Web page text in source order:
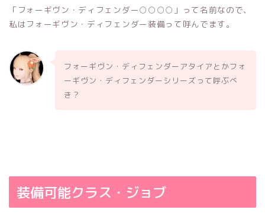
「フォーギヴン・ディフェンダー○○○○」って名前なので、
私はフォーギヴン・ディフェンダー装備って呼んでます。
フォーギヴン・ディフェンダーアタイアとかフォ
ーギヴン・ディフェンダーシリーズって呼ぶべ
き？
装備可能クラス・ジョブ